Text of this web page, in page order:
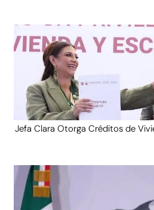
Jefa Clara Otorga Créditos de